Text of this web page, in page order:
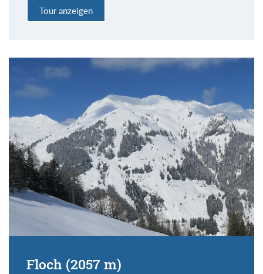
Tour anzeigen
Floch (2057 m)